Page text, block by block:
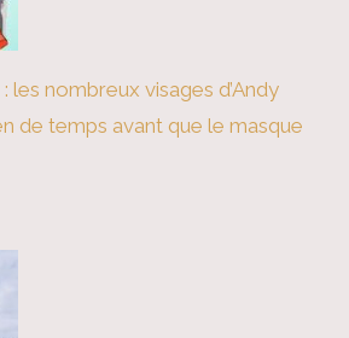
les nombreux visages d’Andy
de temps avant que le masque